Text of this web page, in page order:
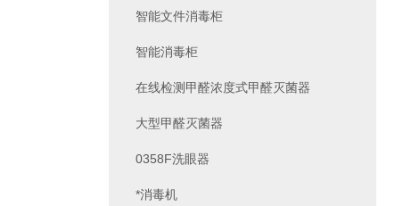
智能文件消毒柜
智能消毒柜
在线检测甲醛浓度式甲醛灭菌器
大型甲醛灭菌器
0358F洗眼器
*消毒机